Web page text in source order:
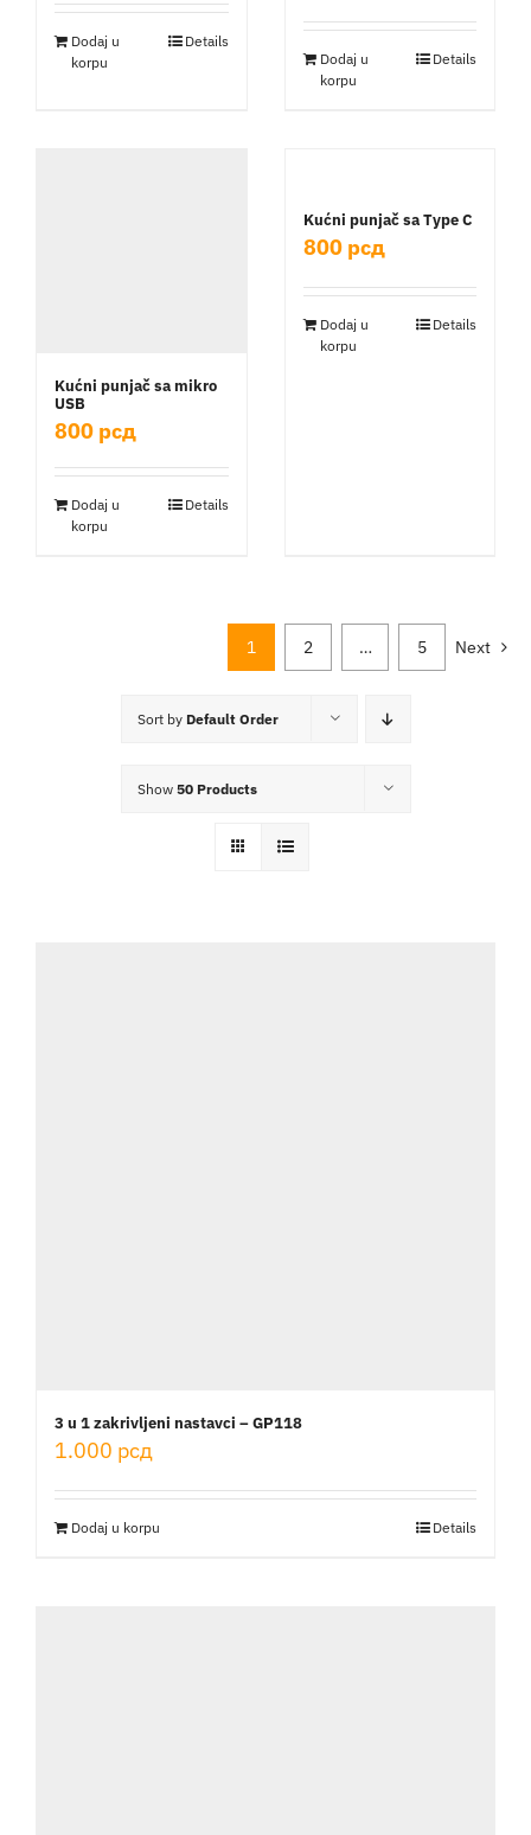
Dodaj u
korpu
Details
Dodaj u
korpu
Details
Kućni punjač sa mikro
USB
800 рсд
Dodaj u
korpu
Details
Kućni punjač sa Type C
800 рсд
Dodaj u
korpu
Details
1 2 … 5 Next
Sort by Default Order
Show 50 Products
3 u 1 zakrivljeni nastavci – GP118
1.000 рсд
Dodaj u korpu Details